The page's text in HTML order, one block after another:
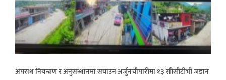
अपराध नियन्त्रण र अनुसन्धानमा सघाउन अर्जुनचौपारीमा १३ सीसीटीभी जडान